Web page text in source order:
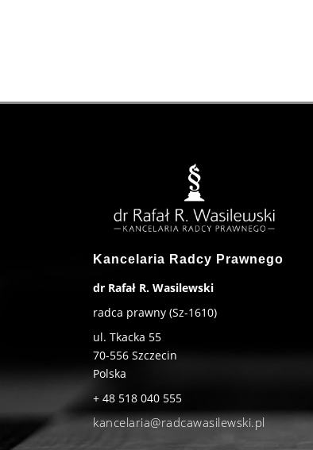
Kancelaria Radcy Prawnego
dr Rafał R. Wasilewski
radca prawny (Sz-1610)
ul. Tkacka 55
70-556 Szczecin
Polska
+ 48 518 040 555
kancelaria@radcawasilewski.pl